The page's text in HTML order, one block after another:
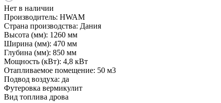
Нет в наличии
Производитель: HWAM
Страна производства: Дания
Высота (мм): 1260 мм
Ширина (мм): 470 мм
Глубина (мм): 850 мм
Мощность (кВт): 4,8 кВт
Отапливаемое помещение: 50 м3
Подвод воздуха: да
Футеровка вермикулит
Вид топлива дрова